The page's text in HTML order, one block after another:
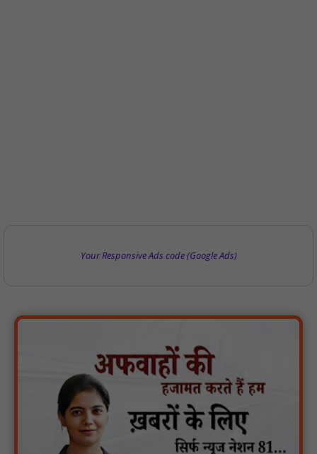
Your Responsive Ads code (Google Ads)
पारस पोर्टल से होगी योजनाओं की नियमित समीक्षा, मुख्यमंत्री विष्णुदेव साय ने
दिए समयबद्ध क्रियान्वयन के निर्देश : NN81